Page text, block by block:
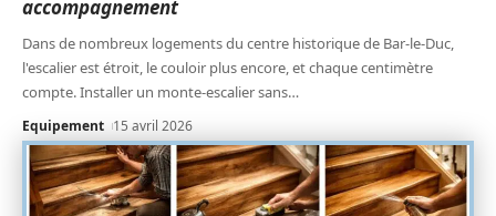
accompagnement
Dans de nombreux logements du centre historique de Bar-le-Duc,
l'escalier est étroit, le couloir plus encore, et chaque centimètre
compte. Installer un monte-escalier sans…
Equipement 15 avril 2026